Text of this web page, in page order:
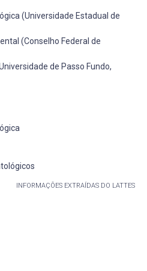
(Universidade Estadual de
(Conselho Federal de
de Passo Fundo,
INFORMAÇÕES EXTRAÍDAS DO LATTES